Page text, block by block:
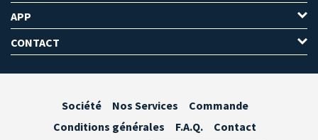
APP
CONTACT
Société Nos Services
Commande
Conditions générales
F.A.Q.
Contact